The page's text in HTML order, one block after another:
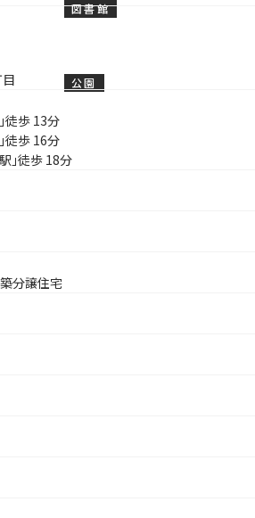
図書館
公園
徒歩 13分
徒歩 16分
」徒歩 18分
分譲住宅
うです◎ ※2026年6月1日撮影